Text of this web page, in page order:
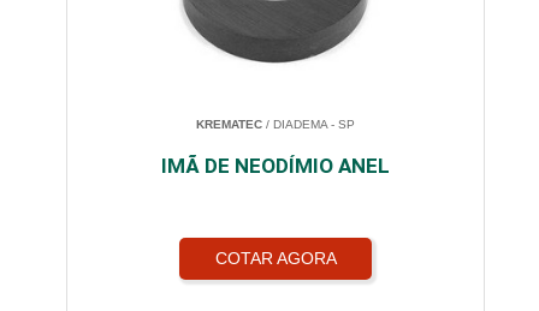
KREMATEC / DIADEMA - SP
IMÃ DE NEODÍMIO ANEL
COTAR AGORA